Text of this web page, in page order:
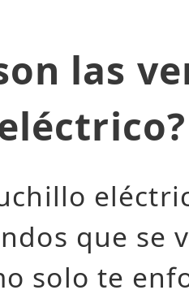
las
que se
solo te